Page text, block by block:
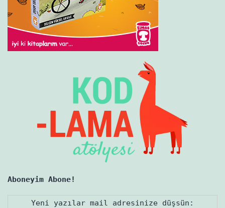
Aboneyim Abone!
Yeni yazılar mail adresinize düşsün: